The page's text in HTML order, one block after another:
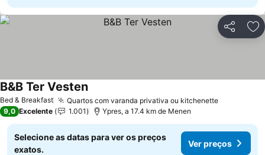
Partilhar
Bed & Breakfast Quartos com varanda privativa ou kitchenetteVer
B&B Ter VestenVer preços
9,0 Excelente 1.001 Ypres, a 17.4 km de Menen
Selecione as datas para ver os preços
exatos.
Ver preços